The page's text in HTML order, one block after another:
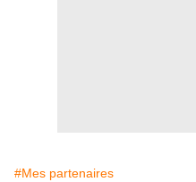
#Mes partenaires